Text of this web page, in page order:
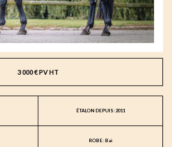
3 000 € PV HT
ÉTALON DEPUIS : 2011
ROBE : Bai